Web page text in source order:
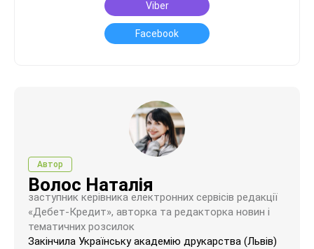
Viber
Facebook
Автор
Волос Наталія
заступник керівника електронних сервісів редакції
«Дебет-Кредит», авторка та редакторка новин і
тематичних розсилок
Закінчила Українську академію друкарства (Львів)